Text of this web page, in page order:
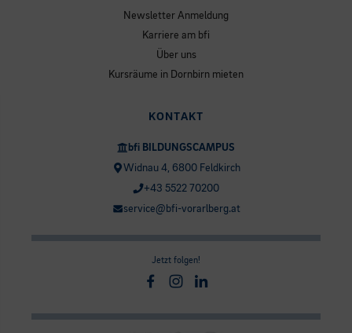
Newsletter Anmeldung
Karriere am bfi
Über uns
Kursräume in Dornbirn mieten
KONTAKT
bfi BILDUNGSCAMPUS
Widnau 4, 6800 Feldkirch
+43 5522 70200
service@bfi-vorarlberg.at
Jetzt folgen!
Facebook
Instagram
Linkedin